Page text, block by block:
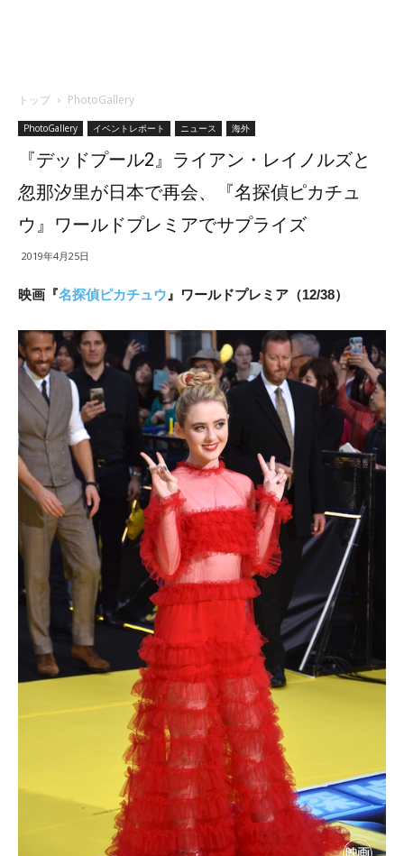
トップ PhotoGallery
PhotoGallery イベントレポート ニュース 海外
『デッドプール2』ライアン・レイノルズと
忽那汐里が日本で再会、『名探偵ピカチュ
ウ』ワールドプレミアでサプライズ
2019年4月25日
映画『名探偵ピカチュウ 』ワールドプレミア（12/38）